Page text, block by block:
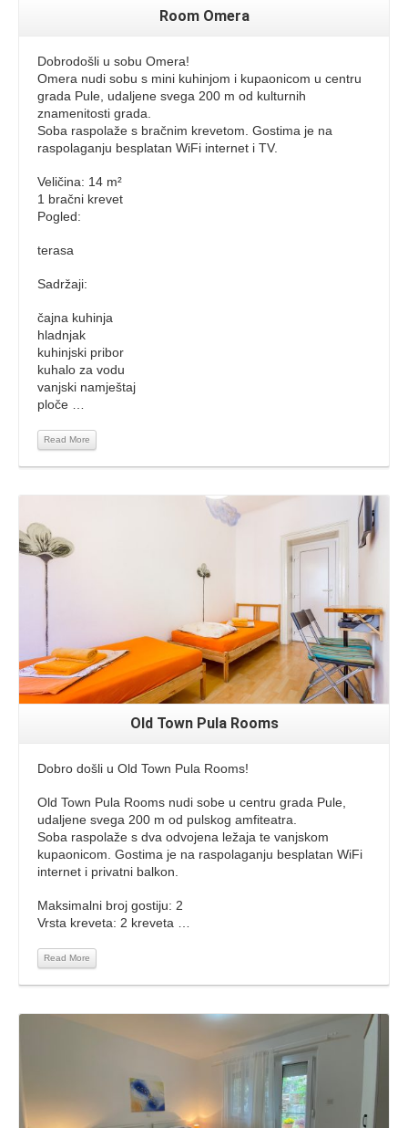
Room Omera
Dobrodošli u sobu Omera!
Omera nudi sobu s mini kuhinjom i kupaonicom u centru
grada Pule, udaljene svega 200 m od kulturnih
znamenitosti grada.
Soba raspolaže s bračnim krevetom. Gostima je na
raspolaganju besplatan WiFi internet i TV.
Veličina: 14 m²
1 bračni krevet
Pogled:
terasa
Sadržaji: ​
čajna kuhinja
hladnjak
kuhinjski pribor
kuhalo za vodu
vanjski namještaj
ploče …
Read More
Read More
Old Town Pula Rooms
Dobro došli u Old Town Pula Rooms!
Old Town Pula Rooms nudi sobe u centru grada Pule,
udaljene svega 200 m od pulskog amfiteatra.
Soba raspolaže s dva odvojena ležaja te vanjskom
kupaonicom. Gostima je na raspolaganju besplatan WiFi
internet i privatni balkon.
Maksimalni broj gostiju: 2
Vrsta kreveta: 2 kreveta …
Read More